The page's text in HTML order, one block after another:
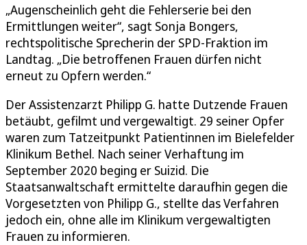
„Augenscheinlich geht die Fehlerserie bei den
Ermittlungen weiter“, sagt Sonja Bongers,
rechtspolitische Sprecherin der SPD-Fraktion im
Landtag. „Die betroffenen Frauen dürfen nicht
erneut zu Opfern werden.“
Der Assistenzarzt Philipp G. hatte Dutzende Frauen
betäubt, gefilmt und vergewaltigt. 29 seiner Opfer
waren zum Tatzeitpunkt Patientinnen im Bielefelder
Klinikum Bethel. Nach seiner Verhaftung im
September 2020 beging er Suizid. Die
Staatsanwaltschaft ermittelte daraufhin gegen die
Vorgesetzten von Philipp G., stellte das Verfahren
jedoch ein, ohne alle im Klinikum vergewaltigten
Frauen zu informieren.